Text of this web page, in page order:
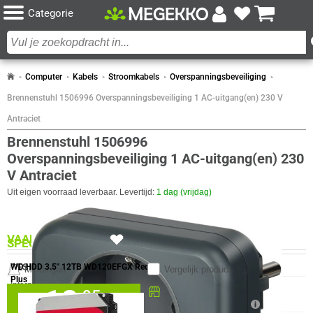
Categorie
Computer Kabels Stroomkabels Overspanningsbeveiliging
Brennenstuhl 1506996 Overspanningsbeveiliging 1 AC-uitgang(en) 230 V
Antraciet
Brennenstuhl 1506996
Overspanningsbeveiliging 1 AC-uitgang(en) 230
V Antraciet
Uit eigen voorraad leverbaar. Levertijd: 1 dag (vrijdag)
2x
12,95
Beschikbaar in onze
Megekko Shop Breda
Vergelijk product
Meldingen
SPECIFICATIES
DESIGN
Eigenschap Waarde
Internationale veiligheidscode IP20
VAAK SAMEN GEKOCHT MET
WD HDD 3.5" 12TB WD120EFGX Red
Plus